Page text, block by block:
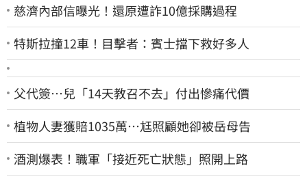
慈濟內部信曝光！還原遭詐10億採購過程
特斯拉撞12車！目擊者：賓士擋下救好多人
父代簽…兒「14天教召不去」付出慘痛代價
植物人妻獲賠1035萬…尪照顧她卻被岳母告
酒測爆表！職軍「接近死亡狀態」照開上路